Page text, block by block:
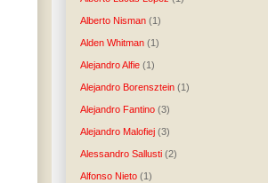
Alberto Nisman (1)
Alden Whitman (1)
Alejandro Alfie (1)
Alejandro Borensztein (1)
Alejandro Fantino (3)
Alejandro Malofiej (3)
Alessandro Sallusti (2)
Alfonso Nieto (1)